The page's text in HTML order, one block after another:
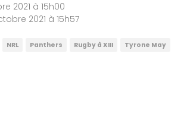
2021 à 15h00
2021 à 15h57
NRL Panthers Rugby à XIII Tyrone May